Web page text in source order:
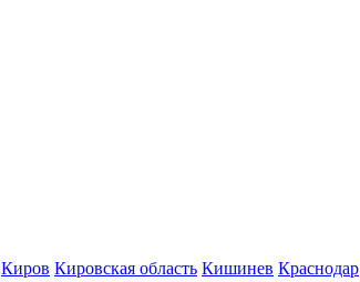
Киров Кировская область Кишинев Краснодар